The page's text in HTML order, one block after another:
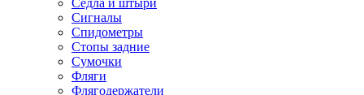
Седла и штыри
Сигналы
Спидометры
Стопы задние
Сумочки
Фляги
Флягодержатели